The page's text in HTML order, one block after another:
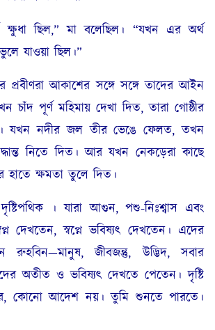
ছিল,” মা বলেছিল। “যখন এর অর্থ
যাওয়া ছিল।”
প্রবীণরা আকাশের সঙ্গে সঙ্গে তাদের আইন
চাঁদ পূর্ণ মহিমায় দেখা দিত, তারা গোষ্ঠীর
যখন নদীর জল তীর ভেঙে ফেলত, তখন
নিতে দিত। আর যখন নেকড়েরা কাছে
ক্ষমতা তুলে দিত।
। যারা আগুন, পশু-নিঃশ্বাস এবং
দেখতেন, স্বপ্নে ভবিষ্যৎ দেখতেন। এদের
জীবজন্তু, উদ্ভিদ, সবার
অতীত ও ভবিষ্যৎ দেখতে পেতেন। দৃষ্টি
কোনো আদেশ নয়। তুমি শুনতে পারতে।